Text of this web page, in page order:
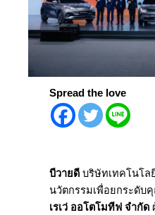
Spread the love
บีวายดี บริษัทเทคโนโ
นวัตกรรมเพื่อยกระดับ
เรเว่ ออโตโมทีฟ จำกัด